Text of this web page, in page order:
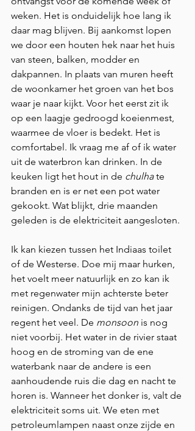
weken. Het is onduidelijk hoe lang ik
daar mag blijven. Bij aankomst lopen
we door een houten hek naar het huis
van steen, balken, modder en
dakpannen. In plaats van muren heeft
de woonkamer het groen van het bos
waar je naar kijkt. Voor het eerst zit ik
op een laagje gedroogd koeienmest,
waarmee de vloer is bedekt. Het is
comfortabel. Ik vraag me af of ik water
uit de waterbron kan drinken. In de
keuken ligt het hout in de chulha te
branden en is er net een pot water
gekookt. Wat blijkt, drie maanden
geleden is de elektriciteit aangesloten.
Ik kan kiezen tussen het Indiaas toilet
of de Westerse. Doe mij maar hurken,
het voelt meer natuurlijk en zo kan ik
met regenwater mijn achterste beter
reinigen. Ondanks de tijd van het jaar
regent het veel. De monsoon is nog
niet voorbij. Het water in de rivier staat
hoog en de stroming van de ene
waterbank naar de andere is een
aanhoudende ruis die dag en nacht te
horen is. Wanneer het donker is, valt de
elektriciteit soms uit. We eten met
petroleumlampen naast onze zijde en